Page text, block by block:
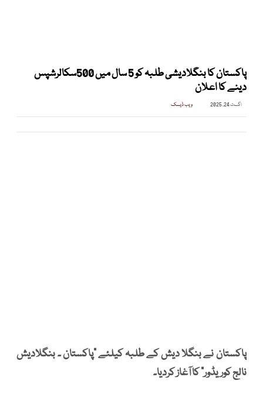
پاکستان کا بنگلادیشی طلبہ کو 5 سال میں 500سکالرشپس
دینے کا اعلان
اگست 24, 2025 ویب ڈیسک
پاکستان نے بنگلا دیش کے طلبہ کیلئے “پاکستان ۔ بنگلادیش
نالج کوریڈور” کا آغاز کردیا۔